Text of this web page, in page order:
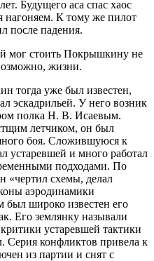
Будущего аса спас хаос
нагоняем. К тому же пилот
после падения.
мог стоить Покрышкину не
жизни.
тогда уже был известен,
эскадрильей. У него возник
полка Н. В. Исаевым.
летчиком, он был
боя. Сложившуюся к
устаревшей и много работал
подходами. По
«чертил схемы, делал
аэродинамики
был широко известен его
Его землянку называли
устаревшей тактики
Серия конфликтов привела к
из партии и снят с